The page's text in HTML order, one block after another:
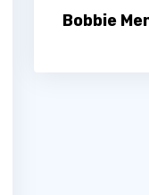
Bobbie